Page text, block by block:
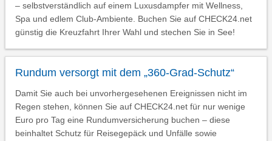
– selbstverständlich auf einem Luxusdampfer mit Wellness,
Spa und edlem Club-Ambiente. Buchen Sie auf CHECK24.net
günstig die Kreuzfahrt Ihrer Wahl und stechen Sie in See!
Rundum versorgt mit dem „360-Grad-Schutz“
Damit Sie auch bei unvorhergesehenen Ereignissen nicht im
Regen stehen, können Sie auf CHECK24.net für nur wenige
Euro pro Tag eine Rundumversicherung buchen – diese
beinhaltet Schutz für Reisegepäck und Unfälle sowie